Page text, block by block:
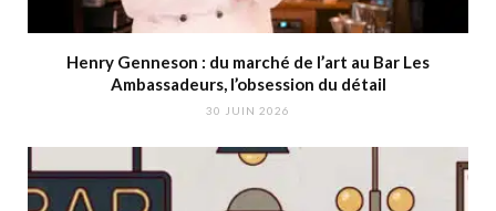
Henry Genneson : du marché de l’art au Bar Les
Ambassadeurs, l’obsession du détail
30 JUIN 2026